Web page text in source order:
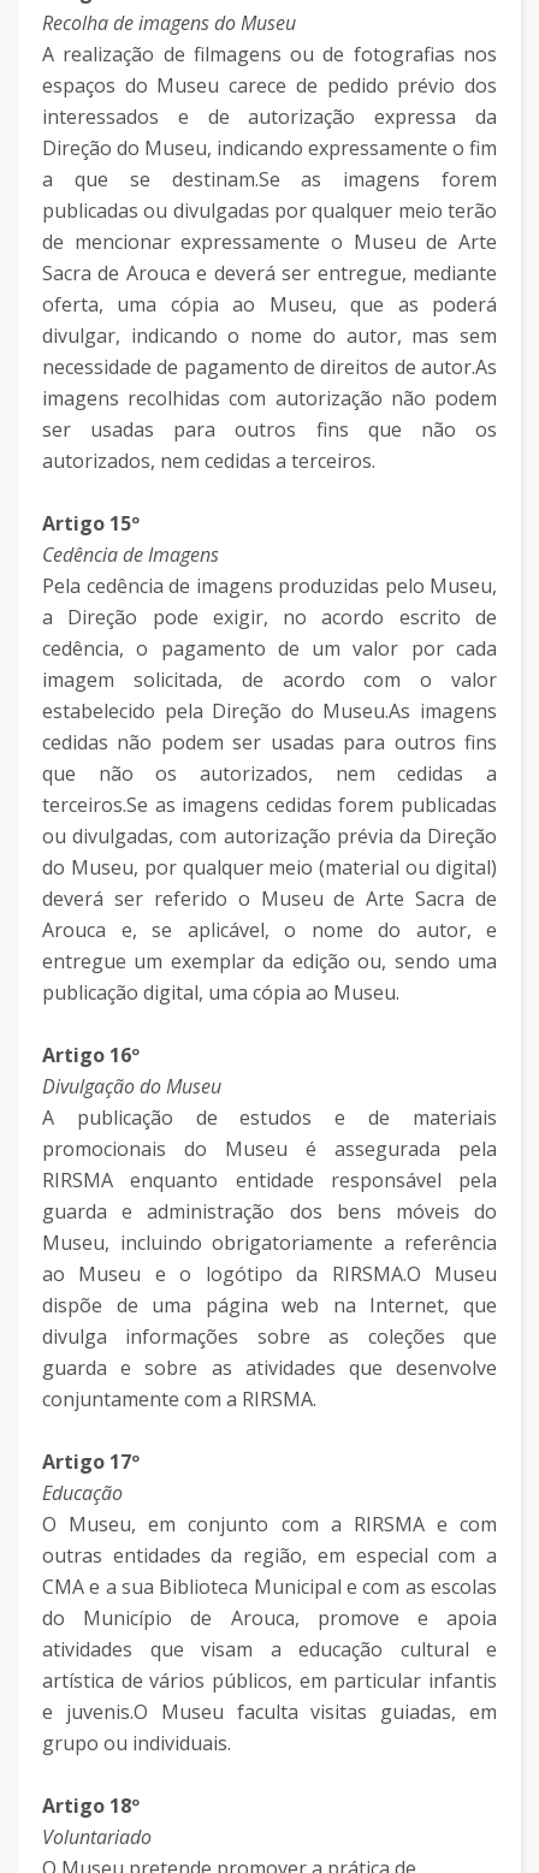
Recolha de imagens do Museu
A realização de filmagens ou de fotografias nos
espaços do Museu carece de pedido prévio dos
interessados e de autorização expressa da
Direção do Museu, indicando expressamente o fim
a que se destinam.Se as imagens forem
publicadas ou divulgadas por qualquer meio terão
de mencionar expressamente o Museu de Arte
Sacra de Arouca e deverá ser entregue, mediante
oferta, uma cópia ao Museu, que as poderá
divulgar, indicando o nome do autor, mas sem
necessidade de pagamento de direitos de autor.As
imagens recolhidas com autorização não podem
ser usadas para outros fins que não os
autorizados, nem cedidas a terceiros.
Artigo 15º
Cedência de Imagens
Pela cedência de imagens produzidas pelo Museu,
a Direção pode exigir, no acordo escrito de
cedência, o pagamento de um valor por cada
imagem solicitada, de acordo com o valor
estabelecido pela Direção do Museu.As imagens
cedidas não podem ser usadas para outros fins
que não os autorizados, nem cedidas a
terceiros.Se as imagens cedidas forem publicadas
ou divulgadas, com autorização prévia da Direção
do Museu, por qualquer meio (material ou digital)
deverá ser referido o Museu de Arte Sacra de
Arouca e, se aplicável, o nome do autor, e
entregue um exemplar da edição ou, sendo uma
publicação digital, uma cópia ao Museu.
Artigo 16º
Divulgação do Museu
A publicação de estudos e de materiais
promocionais do Museu é assegurada pela
RIRSMA enquanto entidade responsável pela
guarda e administração dos bens móveis do
Museu, incluindo obrigatoriamente a referência
ao Museu e o logótipo da RIRSMA.O Museu
dispõe de uma página web na Internet, que
divulga informações sobre as coleções que
guarda e sobre as atividades que desenvolve
conjuntamente com a RIRSMA.
Artigo 17º
Educação
O Museu, em conjunto com a RIRSMA e com
outras entidades da região, em especial com a
CMA e a sua Biblioteca Municipal e com as escolas
do Município de Arouca, promove e apoia
atividades que visam a educação cultural e
artística de vários públicos, em particular infantis
e juvenis.O Museu faculta visitas guiadas, em
grupo ou individuais.
Artigo 18º
Voluntariado